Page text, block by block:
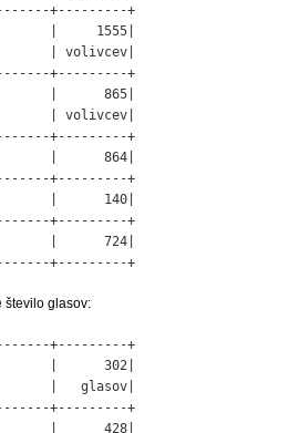
+---------+
|     1555|
| volivcev|
+---------+
|      865|
| volivcev|
+---------+
|      864|
+---------+
|      140|
+---------+
|      724|
+---------+
število glasov:
+---------+
|      302|
|   glasov|
+---------+
|      428|